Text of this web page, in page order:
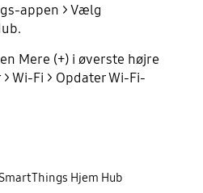
appen > Vælg
(+) i øverste højre
Wi-Fi > Opdater Wi-Fi-
Hjem Hub